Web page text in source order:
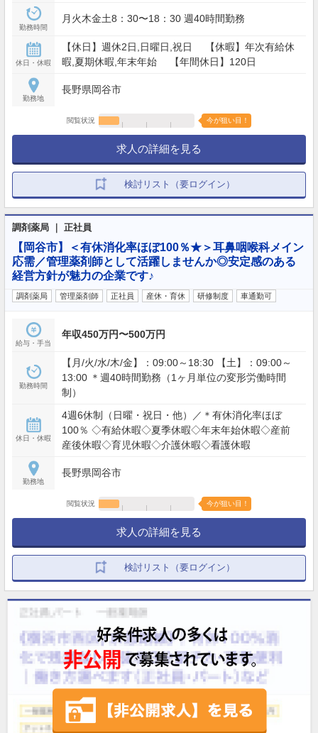
勤務時間
月火木金土8：30〜18：30 週40時間勤務
休日・休暇
【休日】週休2日,日曜日,祝日 【休暇】年次有給休
暇,夏期休暇,年末年始 【年間休日】120日
勤務地
長野県岡谷市
閲覧状況 今が狙い目！
求人の詳細を見る
検討リスト（要ログイン）
調剤薬局 ｜ 正社員
【岡谷市】＜有休消化率ほぼ100％★＞耳鼻咽喉科メイン
応需／管理薬剤師として活躍しませんか◎安定感のある
経営方針が魅力の企業です♪
調剤薬局 管理薬剤師 正社員 産休・育休 研修制度 車通勤可
給与・手当
年収450万円〜500万円
勤務時間
【月/火/水/木/金】：09:00～18:30 【土】：09:00～
13:00 ＊週40時間勤務（1ヶ月単位の変形労働時間
制）
休日・休暇
4週6休制（日曜・祝日・他）／＊有休消化率ほぼ
100％ ◇有給休暇◇夏季休暇◇年末年始休暇◇産前
産後休暇◇育児休暇◇介護休暇◇看護休暇
勤務地
長野県岡谷市
閲覧状況 今が狙い目！
求人の詳細を見る
検討リスト（要ログイン）